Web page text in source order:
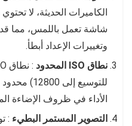
شاشة تعمل باللمس، مما قد
وتغييرات الإعداد أبطأ.
نطاق ISO المحدود
للتوسيع إلى
الأداء في ظروف الإضاءة
التصوير المستمر البطيء :